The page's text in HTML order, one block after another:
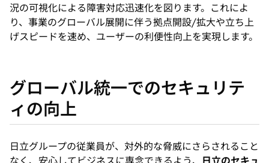
況の可視化による障害対応迅速化を図ります。これによ
り、事業のグローバル展開に伴う拠点開設/拡大や立ち上
げスピードを速め、ユーザーの利便性向上を実現します。
グローバル統一でのセキュリテ
ィの向上
日立グループの従業員が、対外的な脅威にさらされること
なく、安心してビジネスに専念できるよう、 日立のセキュ